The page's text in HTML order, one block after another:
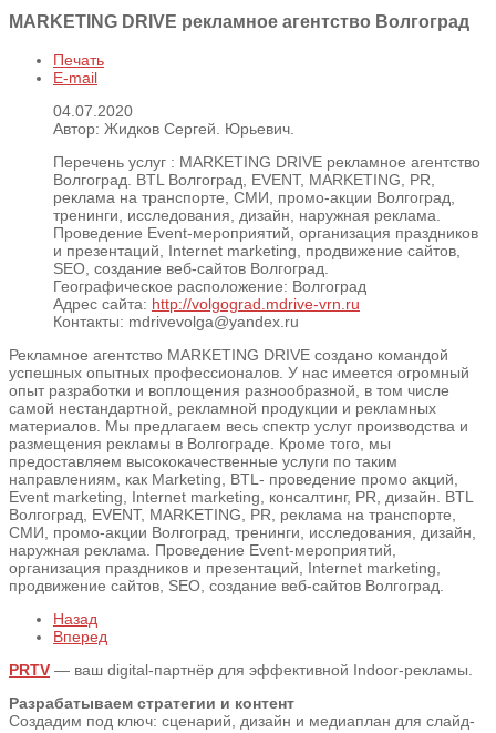
MARKETING DRIVE рекламное агентство Волгоград
Печать
E-mail
04.07.2020
Автор: Жидков Сергей. Юрьевич.
Перечень услуг : MARKETING DRIVE рекламное агентство
Волгоград. BTL Волгоград, EVENT, MARKETING, PR,
реклама на транспорте, СМИ, промо-акции Волгоград,
тренинги, исследования, дизайн, наружная реклама.
Проведение Event-мероприятий, организация праздников
и презентаций, Internet marketing, продвижение сайтов,
SEO, создание веб-сайтов Волгоград.
Географическое расположение: Волгоград
Адрес сайта: http://volgograd.mdrive-vrn.ru
Контакты: mdrivevolga@yandex.ru
Рекламное агентство MARKETING DRIVE создано командой
успешных опытных профессионалов. У нас имеется огромный
опыт разработки и воплощения разнообразной, в том числе
самой нестандартной, рекламной продукции и рекламных
материалов. Мы предлагаем весь спектр услуг производства и
размещения рекламы в Волгограде. Кроме того, мы
предоставляем высококачественные услуги по таким
направлениям, как Marketing, BTL- проведение промо акций,
Event marketing, Internet marketing, консалтинг, PR, дизайн. BTL
Волгоград, EVENT, MARKETING, PR, реклама на транспорте,
СМИ, промо-акции Волгоград, тренинги, исследования, дизайн,
наружная реклама. Проведение Event-мероприятий,
организация праздников и презентаций, Internet marketing,
продвижение сайтов, SEO, создание веб-сайтов Волгоград.
Назад
Вперед
PRTV — ваш digital-партнёр для эффективной Indoor-рекламы.
Разрабатываем стратегии и контент
Создадим под ключ: сценарий, дизайн и медиаплан для слайд-